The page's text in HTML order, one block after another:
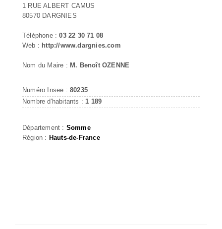
1 RUE ALBERT CAMUS
80570 DARGNIES
Téléphone :03 22 30 71 08
Web : http://www.dargnies.com
Nom du Maire : M. Benoît OZENNE
Numéro Insee : 80235
Nombre d'habitants : 1 189
Département : Somme
Région : Hauts-de-France